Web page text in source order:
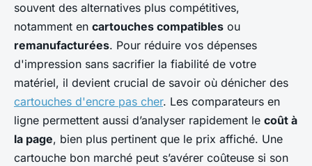
souvent des alternatives plus compétitives,
notamment en cartouches compatibles ou
remanufacturées. Pour réduire vos dépenses
d'impression sans sacrifier la fiabilité de votre
matériel, il devient crucial de savoir où dénicher des
cartouches d'encre pas cher. Les comparateurs en
ligne permettent aussi d’analyser rapidement le coût à
la page, bien plus pertinent que le prix affiché. Une
cartouche bon marché peut s’avérer coûteuse si son